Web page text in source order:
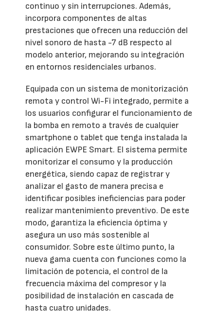
continuo y sin interrupciones. Además,
incorpora componentes de altas
prestaciones que ofrecen una reducción del
nivel sonoro de hasta -7 dB respecto al
modelo anterior, mejorando su integración
en entornos residenciales urbanos.
Equipada con un sistema de monitorización
remota y control Wi-Fi integrado, permite a
los usuarios configurar el funcionamiento de
la bomba en remoto a través de cualquier
smartphone o tablet que tenga instalada la
aplicación EWPE Smart. El sistema permite
monitorizar el consumo y la producción
energética, siendo capaz de registrar y
analizar el gasto de manera precisa e
identificar posibles ineficiencias para poder
realizar mantenimiento preventivo. De este
modo, garantiza la eficiencia óptima y
asegura un uso más sostenible al
consumidor. Sobre este último punto, la
nueva gama cuenta con funciones como la
limitación de potencia, el control de la
frecuencia máxima del compresor y la
posibilidad de instalación en cascada de
hasta cuatro unidades.